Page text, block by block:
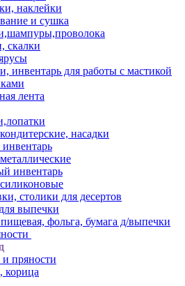
наклейки
и сушка
скалки
инвентарь для работы с мастикой
лента
насадки
инвентарь
столики для десертов
выпечки
фольга, бумага д/выпечки
пряности
корица